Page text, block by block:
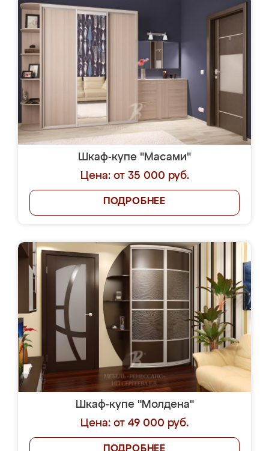
Шкаф-купе "Масами"
Цена: от 35 000 руб.
ПОДРОБНЕЕ
Шкаф-купе "Молдена"
Цена: от 49 000 руб.